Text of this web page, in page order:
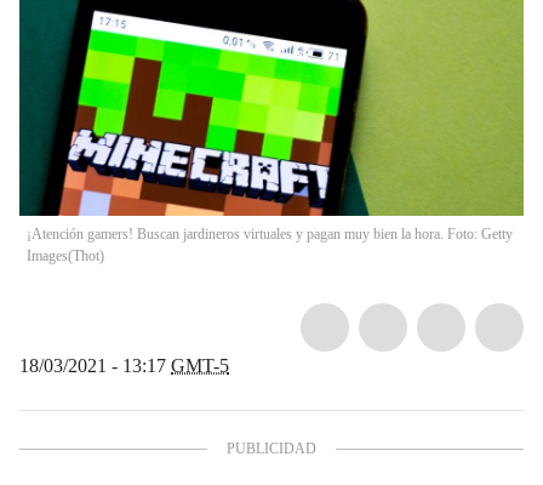
¡Atención gamers! Buscan jardineros virtuales y pagan muy bien la hora. Foto: Getty
Images(Thot)
18/03/2021 - 13:17 GMT-5